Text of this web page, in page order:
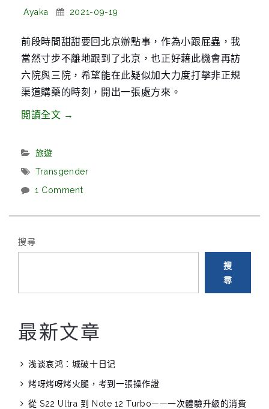
Posted
Ayaka
Posted
2021-09-19
前段時間甜甜要回北京辦點事，作為小跟屁蟲，我
當然寸步不離地跟到了北京，也正好藉此機會再訪
六院與三院，希望能在此疑似加大力度打擊非正規
渠道購藥的時刻，開出一張處方來。
閲讀全文“北
遊”
→
Categories:
旅遊
Tags:
Transgender
1 Comment
搜尋
搜
尋
最新文章
浅谈哀鸿：城破十日记
烤呀烤呀烤火腿，考到一張操作證
從 S22 Ultra 到 Note 12 Turbo——一次體驗升級的消費